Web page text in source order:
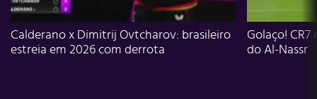
Calderano x Dimitrij Ovtcharov: brasileiro
estreia em 2026 com derrota
Golaço!
do Al-Nassr